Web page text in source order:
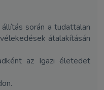
során a tudattalan
átalakításán
az Igazi életedet